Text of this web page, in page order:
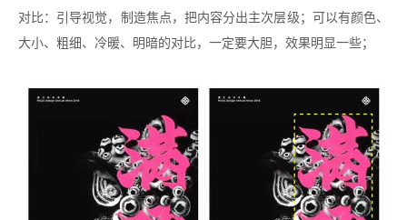
对比：引导视觉，制造焦点，把内容分出主次层级；可以有颜色、
大小、粗细、冷暖、明暗的对比，一定要大胆，效果明显一些；